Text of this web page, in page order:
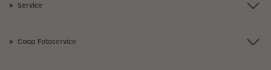
Service
Coop Fotoservice